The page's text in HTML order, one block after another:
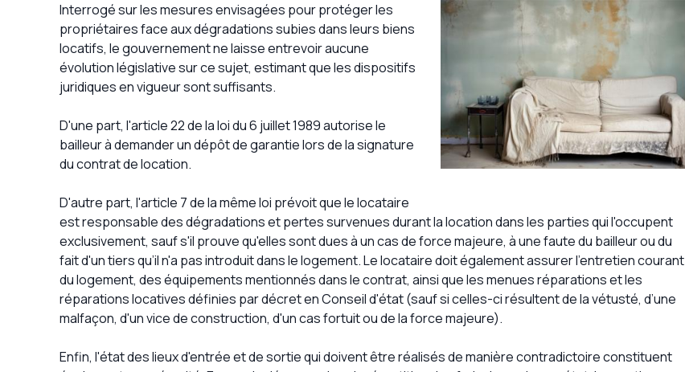
Interrogé sur les mesures envisagées pour protéger les
propriétaires face aux dégradations subies dans leurs biens
locatifs, le gouvernement ne laisse entrevoir aucune
évolution législative sur ce sujet, estimant que les dispositifs
juridiques en vigueur sont suffisants.
D'une part, l'article 22 de la loi du 6 juillet 1989 autorise le
bailleur à demander un dépôt de garantie lors de la signature
du contrat de location.
D'autre part, l'article 7 de la même loi prévoit que le locataire
est responsable des dégradations et pertes survenues durant la location dans les parties qui l'occupent
exclusivement, sauf s'il prouve qu'elles sont dues à un cas de force majeure, à une faute du bailleur ou du
fait d'un tiers qu’il n'a pas introduit dans le logement. Le locataire doit également assurer l'entretien courant
du logement, des équipements mentionnés dans le contrat, ainsi que les menues réparations et les
réparations locatives définies par décret en Conseil d'état (sauf si celles-ci résultent de la vétusté, d’une
malfaçon, d'un vice de construction, d'un cas fortuit ou de la force majeure).
Enfin, l'état des lieux d'entrée et de sortie qui doivent être réalisés de manière contradictoire constituent